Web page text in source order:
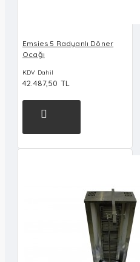
Emsies 5 Radyanlı Döner
Ocağı
KDV Dahil
42.487,50 TL